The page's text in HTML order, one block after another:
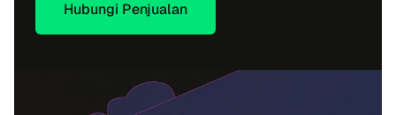
Hubungi Penjualan